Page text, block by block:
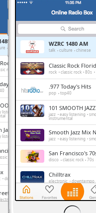
AM
Florida
rock 80s 70s 60s
Hits
JAZZ
listening smooth jazz
Jazz Mix New York
listening smooth jazz
70s HITS
rock 70s hits
downtempo chill-out
Radio
trance house
house
WZRC 1480 AM
talk culture chinese
Classic Rock
rock classic rock 80s
.977 Today's Hits
pop top40
101 SMOOTH JAZZ
jazz easy listening
instrumental
Smooth Jazz Mix
jazz easy listening
San Francisco's
disco classic rock 70s
Chilltrax
electronic downtempo
Side Street Radio
dance electronic
progressive house